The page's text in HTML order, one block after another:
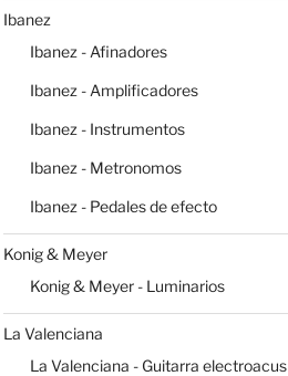
Ibanez
Ibanez - Afinadores
Ibanez - Amplificadores
Ibanez - Instrumentos
Ibanez - Metronomos
Ibanez - Pedales de efecto
Konig & Meyer
Konig & Meyer - Luminarios
La Valenciana
La Valenciana - Guitarra electroacus